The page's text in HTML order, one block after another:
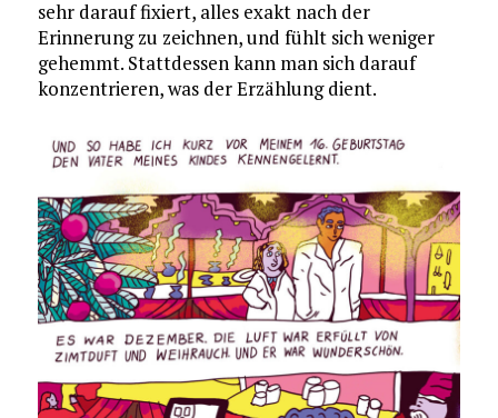
sehr darauf fixiert, alles exakt nach der
Erinnerung zu zeichnen, und fühlt sich weniger
gehemmt. Stattdessen kann man sich darauf
konzentrieren, was der Erzählung dient.